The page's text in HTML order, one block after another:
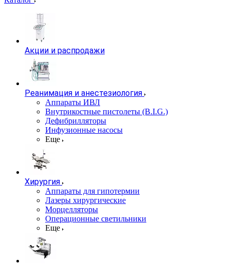
Акции и распродажи
Реанимация и анестезиология
Аппараты ИВЛ
Внутрикостные пистолеты (B.I.G.)
Дефибрилляторы
Инфузионные насосы
Еще
Хирургия
Аппараты для гипотермии
Лазеры хирургические
Морцелляторы
Операционные светильники
Еще